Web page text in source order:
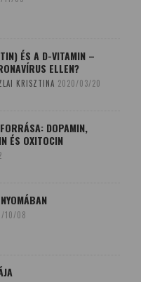
ÉS A D-VITAMIN –
ELLEN?
KRISZTINA 2020/03/20
DOPAMIN,
ÉS OXITOCIN
10/08